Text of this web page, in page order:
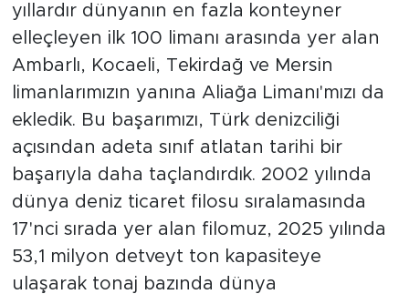
yıllardır dünyanın en fazla konteyner
elleçleyen ilk 100 limanı arasında yer alan
Ambarlı, Kocaeli, Tekirdağ ve Mersin
limanlarımızın yanına Aliağa Limanı'mızı da
ekledik. Bu başarımızı, Türk denizciliği
açısından adeta sınıf atlatan tarihi bir
başarıyla daha taçlandırdık. 2002 yılında
dünya deniz ticaret filosu sıralamasında
17'nci sırada yer alan filomuz, 2025 yılında
53,1 milyon detveyt ton kapasiteye
ulaşarak tonaj bazında dünya